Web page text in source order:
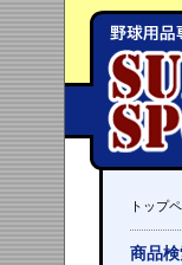
トップ
商品